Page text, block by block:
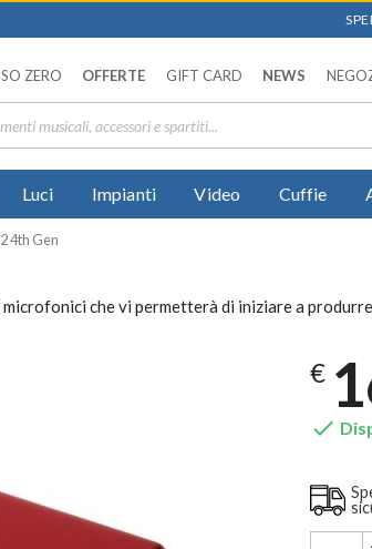
ZERO OFFERTE GIFT CARD NEWS
Luci Impianti Video Cuffie
4th Gen
che vi permetterà di iniziare a
€
